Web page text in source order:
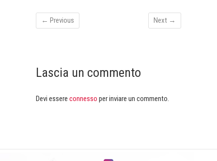
← Previous Next →
Lascia un commento
Devi essere connesso per inviare un commento.